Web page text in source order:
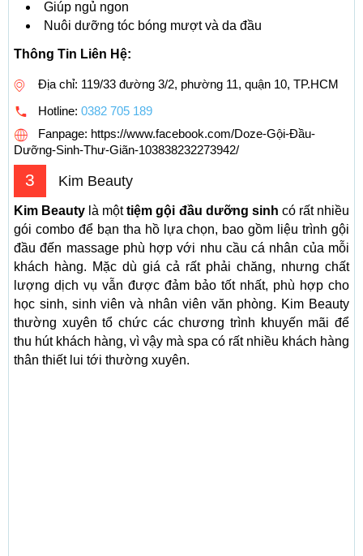
Giúp ngủ ngon
Nuôi dưỡng tóc bóng mượt và da đầu
Thông Tin Liên Hệ:
Địa chỉ: 119/33 đường 3/2, phường 11, quận 10, TP.HCM
Hotline: 0382 705 189
Fanpage: https://www.facebook.com/Doze-Gội-Đầu-
Dưỡng-Sinh-Thư-Giãn-103838232273942/
3 Kim Beauty
Kim Beauty là mộttiệm gội đầu dưỡng sinh có rất nhiều
gói combo để bạn tha hồ lựa chọn, bao gồm liệu trình gội
đầu đến massage phù hợp với nhu cầu cá nhân của mỗi
khách hàng. Mặc dù giá cả rất phải chăng, nhưng chất
lượng dịch vụ vẫn được đảm bảo tốt nhất, phù hợp cho
học sinh, sinh viên và nhân viên văn phòng. Kim Beauty
thường xuyên tổ chức các chương trình khuyến mãi để
thu hút khách hàng, vì vậy mà spa có rất nhiều khách hàng
thân thiết lui tới thường xuyên.